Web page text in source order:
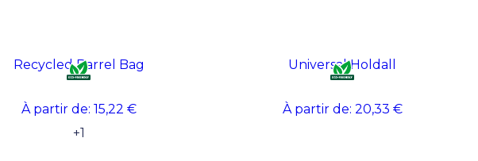
Recycled Barrel Bag
À partir de: 15,22 €
+1
Universal Holdall
À partir de: 20,33 €